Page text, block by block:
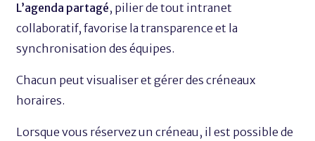
L’agenda partagé, pilier de tout intranet
collaboratif, favorise la transparence et la
synchronisation des équipes.
Chacun peut visualiser et gérer des créneaux
horaires.
Lorsque vous réservez un créneau, il est possible de